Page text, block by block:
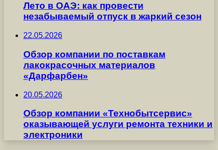
Лето в ОАЭ: как провести
незабываемый отпуск в жаркий сезон
22.05.2026
Обзор компании по поставкам
лакокрасочных материалов
«Дарфарбен»
20.05.2026
Обзор компании «Технобытсервис»
оказывающей услуги ремонта техники и
электроники